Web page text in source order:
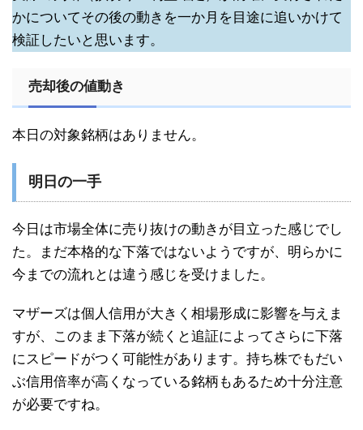
かについてその後の動きを一か月を目途に追いかけて
検証したいと思います。
売却後の値動き
本日の対象銘柄はありません。
明日の一手
今日は市場全体に売り抜けの動きが目立った感じでし
た。まだ本格的な下落ではないようですが、明らかに
今までの流れとは違う感じを受けました。
マザーズは個人信用が大きく相場形成に影響を与えま
すが、このまま下落が続くと追証によってさらに下落
にスピードがつく可能性があります。持ち株でもだい
ぶ信用倍率が高くなっている銘柄もあるため十分注意
が必要ですね。